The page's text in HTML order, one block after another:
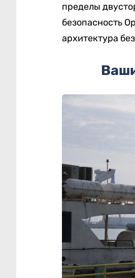
пределы
безопасность
архитектура